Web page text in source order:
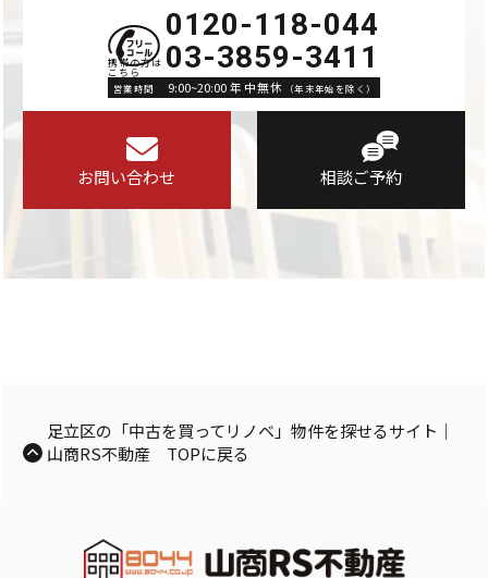
0120-118-044
03-3859-3411
営業時間 9:00~20:00 年中無休 （年末年始を除く）
お問い合わせ 相談ご予約
足立区の「中古を買ってリノベ」物件を探せるサイト｜
山商RS不動産 TOPに戻る